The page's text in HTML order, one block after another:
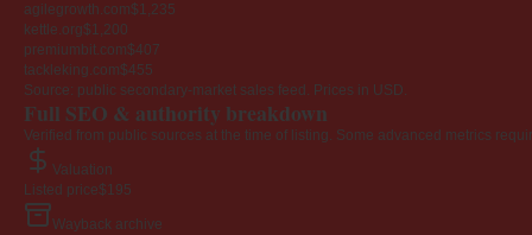
agilegrowth.com$1,235
kettle.org$1,200
premiumbit.com$407
tackleking.com$455
Source: public secondary-market sales feed. Prices in USD.
Full SEO & authority breakdown
Verified from public sources at the time of listing. Some advanced metrics
Valuation
Listed price$195
Wayback archive